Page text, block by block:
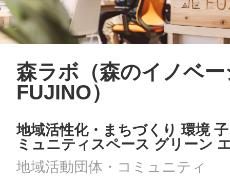
森ラボ（森のイノベ
FUJINO）
地域活性化・まちづくり 環境
ミュニティスペース グリーン
地域活動団体・コミュニティ